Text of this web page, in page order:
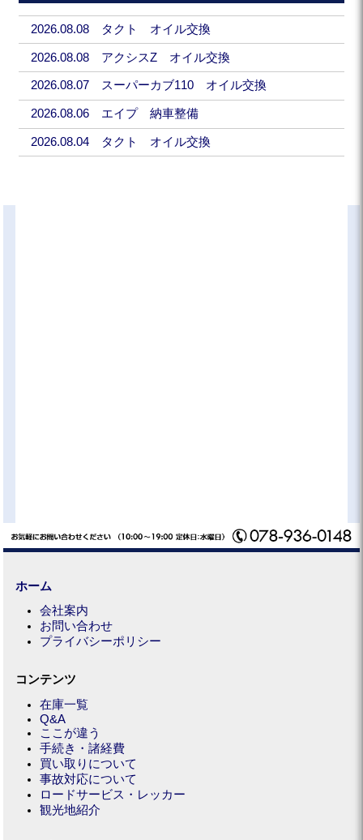
2026.08.08 タクト オイル交換
2026.08.08 アクシスZ オイル交換
2026.08.07 スーパーカブ110 オイル交換
2026.08.06 エイプ 納車整備
2026.08.04 タクト オイル交換
ホーム
会社案内
お問い合わせ
プライバシーポリシー
コンテンツ
在庫一覧
Q&A
ここが違う
手続き・諸経費
買い取りについて
事故対応について
ロードサービス・レッカー
観光地紹介